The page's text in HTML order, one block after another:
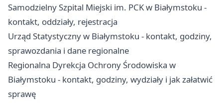
Samodzielny Szpital Miejski im. PCK w Białymstoku -
kontakt, oddziały, rejestracja
Urząd Statystyczny w Białymstoku - kontakt, godziny,
sprawozdania i dane regionalne
Regionalna Dyrekcja Ochrony Środowiska w
Białymstoku - kontakt, godziny, wydziały i jak załatwić
sprawę